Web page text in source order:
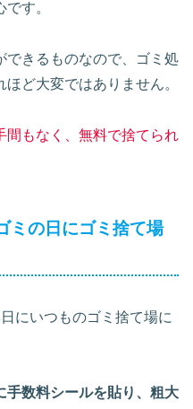
す。
できるものなので、ゴミ処
ど大変ではありません。
間もなく、無料で捨てられ
ミの日にゴミ捨て場
にいつものゴミ捨て場に
手数料シールを貼り、粗大